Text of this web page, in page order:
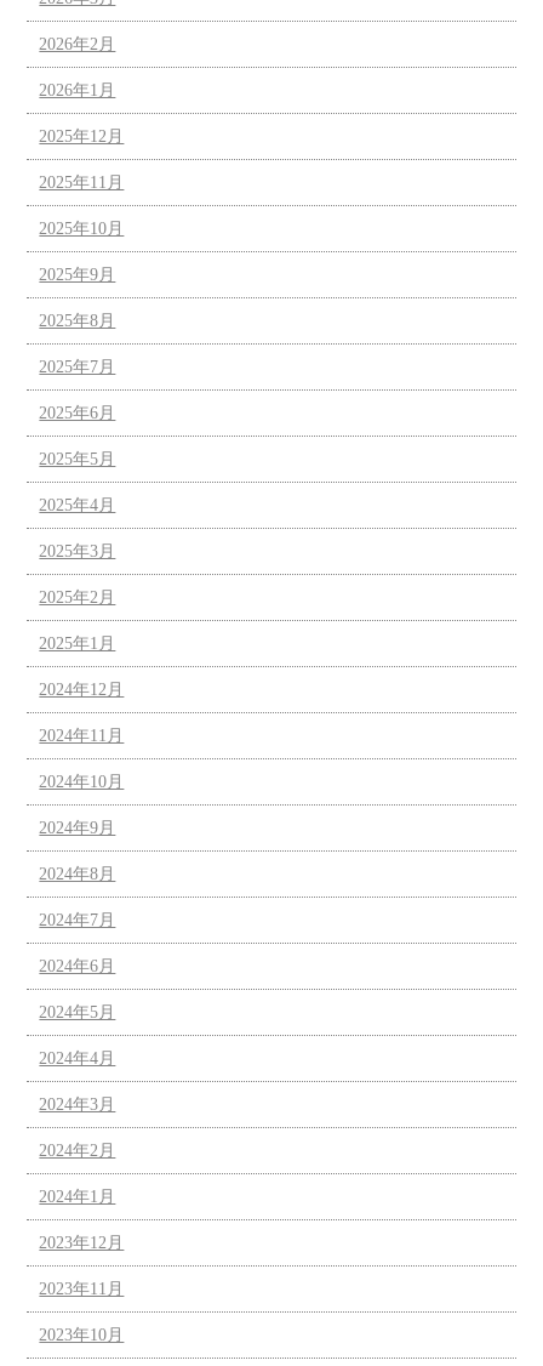
2026年2月
2026年1月
2025年12月
2025年11月
2025年10月
2025年9月
2025年8月
2025年7月
2025年6月
2025年5月
2025年4月
2025年3月
2025年2月
2025年1月
2024年12月
2024年11月
2024年10月
2024年9月
2024年8月
2024年7月
2024年6月
2024年5月
2024年4月
2024年3月
2024年2月
2024年1月
2023年12月
2023年11月
2023年10月